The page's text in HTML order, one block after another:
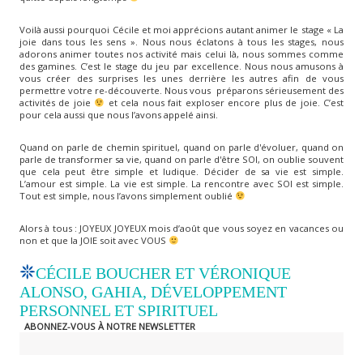
Voilà aussi pourquoi Cécile et moi apprécions autant animer le stage « La
joie dans tous les sens ». Nous nous éclatons à tous les stages, nous
adorons animer toutes nos activité mais celui là, nous sommes comme
des gamines. C’est le stage du jeu par excellence. Nous nous amusons à
vous créer des surprises les unes derrière les autres afin de vous
permettre votre re-découverte. Nous vous préparons sérieusement des
activités de joie
et cela nous fait exploser encore plus de joie. C’est
pour cela aussi que nous l’avons appelé ainsi.
Quand on parle de chemin spirituel, quand on parle d'évoluer, quand on
parle de transformer sa vie, quand on parle d'être SOI, on oublie souvent
que cela peut être simple et ludique. Décider de sa vie est simple.
L’amour est simple. La vie est simple. La rencontre avec SOI est simple.
Tout est simple, nous l’avons simplement oublié
Alors à tous : JOYEUX JOYEUX mois d’août que vous soyez en vacances ou
non et que la JOIE soit avec VOUS
CÉCILE BOUCHER ET VÉRONIQUE
ALONSO, GAHIA, DÉVELOPPEMENT
PERSONNEL ET SPIRITUEL
ABONNEZ-VOUS À NOTRE NEWSLETTER